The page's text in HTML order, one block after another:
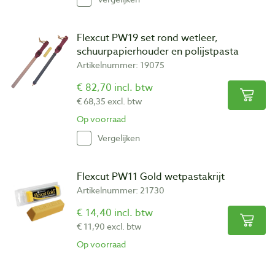
Flexcut PW19 set rond wetleer,
schuurpapierhouder en polijstpasta
Artikelnummer: 19075
€ 82,70 incl. btw
€ 68,35 excl. btw
Op voorraad
Vergelijken
Flexcut PW11 Gold wetpastakrijt
Artikelnummer: 21730
€ 14,40 incl. btw
€ 11,90 excl. btw
Op voorraad